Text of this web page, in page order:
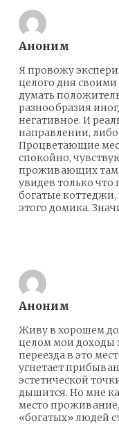
Аноним
Я провожу
целого дня
думать
разнообразия
негативное. И
направлении,
Процветающие
спокойно,
проживающих там
увидев только
богатые коттеджи,
этого домика.
Аноним
Живу в хорошем
целом мои доходы
переезда в это
угнетает
эстетической
дышится. Но мне
место
«богатых» людей